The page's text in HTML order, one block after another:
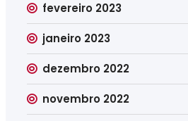
fevereiro 2023
janeiro 2023
dezembro 2022
novembro 2022